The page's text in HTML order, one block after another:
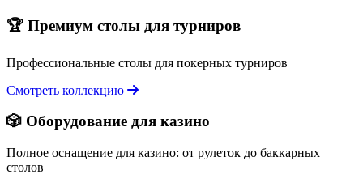
🏆 Премиум столы для турниров
Профессиональные столы для покерных турниров
Смотреть коллекцию
🎲 Оборудование для казино
Полное оснащение для казино: от рулеток до баккарных
столов